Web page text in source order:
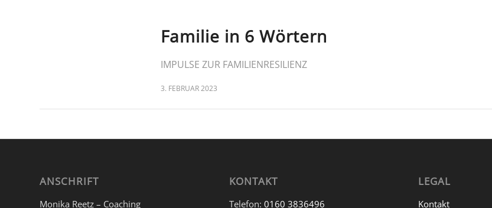
Familie in 6 Wörtern
IMPULSE ZUR FAMILIENRESILIENZ
3. FEBRUAR 2023
ANSCHRIFT
Monika Reetz – Coaching
KONTAKT
Telefon: 0160 3836496
LEGAL
Kontakt